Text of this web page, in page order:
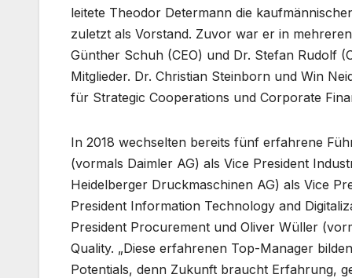
leitete Theodor Determann die
zuletzt als Vorstand. Zuvor war er in
Günther Schuh (CEO) und Dr. Stefan Rudolf
Mitglieder. Dr. Christian Steinborn und Win
für Strategic Cooperations und Corporate
In 2018 wechselten bereits fünf erfahrene
(vormals Daimler AG) als Vice President
Heidelberger Druckmaschinen AG) als Vice
President Information Technology and
President Procurement und Oliver Wüller
Quality. „Diese erfahrenen Top-Manager
Potentials, denn Zukunft braucht Erfahrung,